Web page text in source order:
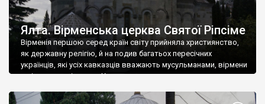
Ялта. Вірменська церква Святої Ріпсіме
Вірменія першою серед країн світу прийняла християнство,
як державну релігію, й на подив багатьох пересічних
українців, які усіх кавказців вважають мусульманами, вірмени
є відданими вірянами Христа